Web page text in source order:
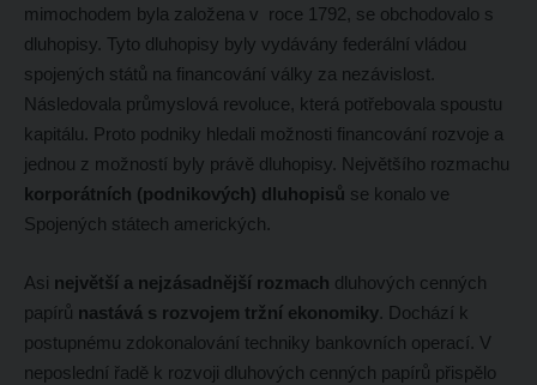
mimochodem byla založena v roce 1792, se obchodovalo s
dluhopisy. Tyto dluhopisy byly vydávány federální vládou
spojených států na financování války za nezávislost.
Následovala průmyslová revoluce, která potřebovala spoustu
kapitálu. Proto podniky hledali možnosti financování rozvoje a
jednou z možností byly právě dluhopisy. Největšího rozmachu
korporátních (podnikových) dluhopisů se konalo ve
Spojených státech amerických.
Asi největší a nejzásadnější rozmach dluhových cenných
papírů nastává s rozvojem tržní ekonomiky. Dochází k
postupnému zdokonalování techniky bankovních operací. V
neposlední řadě k rozvoji dluhových cenných papírů přispělo